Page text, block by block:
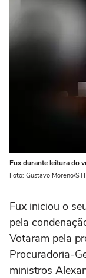
Fux durante leitura do
Foto: Gustavo Moreno/
Fux iniciou o
pela
Votaram pela
Procuradoria-
ministros